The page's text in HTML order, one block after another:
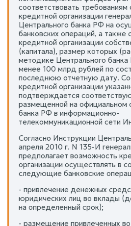
соответствовать требованиям
кредитной организации
Центрального банка РФ на
банковских операций, а также
кредитной организации
(капитала), размер которых
методике Центрального
менее 100 млрд рублей по
последнюю отчетную дату.
кредитной организации
подтверждается
размещенной на официальном
банка РФ в информационно-
телекоммуникационной сети
Согласно Инструкции
апреля 2010 г. N 135-И
предполагает возможность
организации осуществлять в
следующие банковские
- привлечение денежных
юридических лиц во вклады
на определенный срок);
- размещение привлеченных